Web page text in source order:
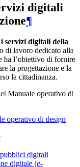
digitali
¶
servizi digitali della
di lavoro dedicato alla
ha l’obiettivo di fornire
la progettazione e la
la cittadinanza.
Manuale operativo di
operativo di design
digitali
digitale (e-